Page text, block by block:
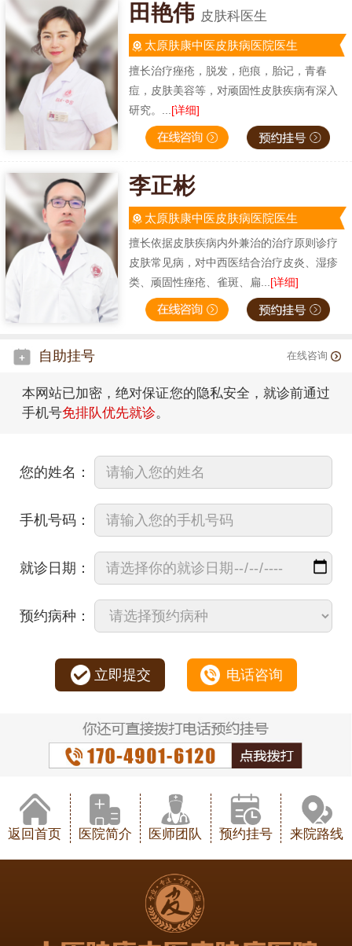
田艳伟 皮肤科医生
太原肤康中医皮肤病医院医生
擅长治疗痤疮，脱发，疤痕，胎记，青春
痘，皮肤美容等，对顽固性皮肤疾病有深入
研究。... [详细]
李正彬
太原肤康中医皮肤病医院医生
擅长依据皮肤疾病内外兼治的治疗原则诊疗
皮肤常见病，对中西医结合治疗皮炎、湿疹
类、顽固性痤疮、雀斑、扁...[详细]
自助挂号 在线咨询
本网站已加密，绝对保证您的隐私安全，就诊前通过
手机号免排队优先就诊。
您的姓名：
手机号码：
就诊日期：
预约病种：
立即提交 电话咨询
返回首页 医院简介 医师团队 预约挂号 来院路线